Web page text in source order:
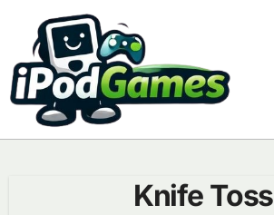
contenu
Knife Toss